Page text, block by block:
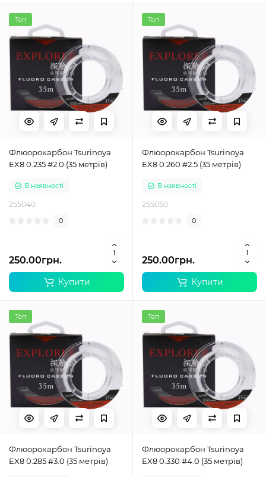
Топ
Флюорокарбон Tsurinoya
EX8 0.235 #2.0 (35 метрів)
В наявності
255040
0
250.00грн.
Купити
Топ
Флюорокарбон Tsurinoya
EX8 0.260 #2.5 (35 метрів)
В наявності
255050
0
250.00грн.
Купити
Топ
Флюорокарбон Tsurinoya
EX8 0.285 #3.0 (35 метрів)
Топ
Флюорокарбон Tsurinoya
EX8 0.330 #4.0 (35 метрів)